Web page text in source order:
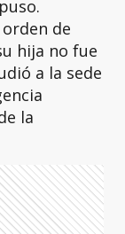
de
hija no fue
a la sede
la